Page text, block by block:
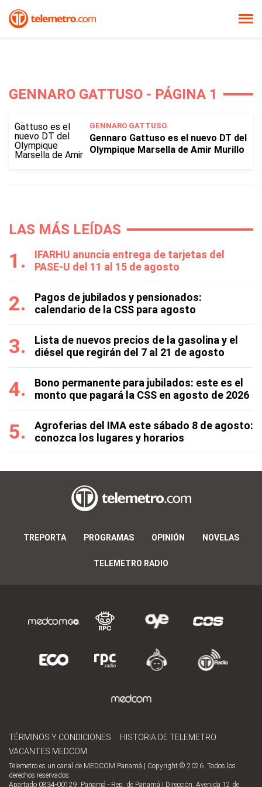
GENNARO GATTUSO - PÁGINA 1
GENNARO GATTUSO.
Gennaro Gattuso es el nuevo DT del
Olympique Marsella de Amir Murillo
LAS MÁS LEÍDAS
IFARHU anuncia entrega de tarjetas del
PASE-U del 11 al 15 de agosto
Pagos de jubilados y pensionados:
calendario de la CSS para agosto
Lista de nuevos precios de la gasolina y el
diésel que regirán del 7 al 21 de agosto
Bono permanente para jubilados: este es el
monto que pagará la CSS en agosto de 2026
Agroferias del IMA este sábado 8 de agosto:
conozca los lugares y horarios
TREPORTA PROGRAMAS OPINIÓN NOVELAS
TELEMETRO RADIO
TÉRMINOS Y CONDICIONES
HISTORIA DE TELEMETRO
VACANTES MEDCOM
Telemetro es un canal de MEDCOM Panamá | Copyright © 2026. Todos los
derechos reservados.
Apartado 0834-00129, Panamá - Rep. de Panamá | Dirección, Avenida 12 de